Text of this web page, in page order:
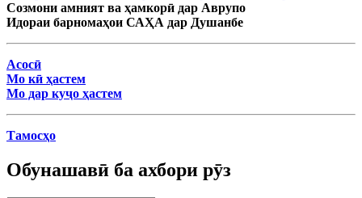
Созмони амният ва ҳамкорӣ дар Аврупо
Идораи барномаҳои САҲА дар Душанбе
Асосӣ
Мо кӣ ҳастем
Мо дар куҷо ҳастем
Тамосҳо
Обунашавӣ ба ахбори рӯз